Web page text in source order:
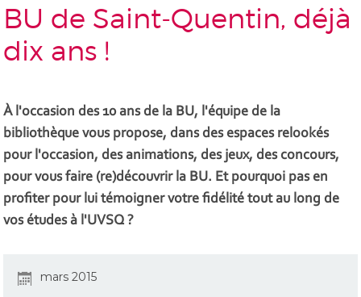
BU de Saint-Quentin, déjà
dix ans !
À l'occasion des 10 ans de la BU, l'équipe de la
bibliothèque vous propose, dans des espaces relookés
pour l'occasion, des animations, des jeux, des concours,
pour vous faire (re)découvrir la BU. Et pourquoi pas en
profiter pour lui témoigner votre fidélité tout au long de
vos études à l'UVSQ ?
mars 2015